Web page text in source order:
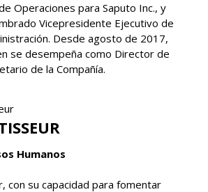
Operaciones para Saputo Inc., y
Vicepresidente Ejecutivo de
Desde agosto de 2017,
se desempeña como Director de
de la Compañía.
Humanos
con su capacidad para fomentar